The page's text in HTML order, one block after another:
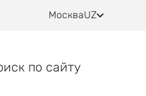
МоскваUZ
по сайту